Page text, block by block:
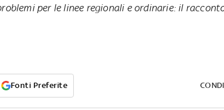
per le linee regionali e ordinarie: il
Fonti Preferite